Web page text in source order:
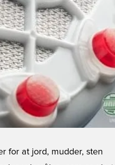
for at jord, mudder, sten